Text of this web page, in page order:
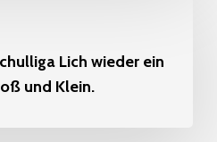
Lich wieder ein
und Klein.